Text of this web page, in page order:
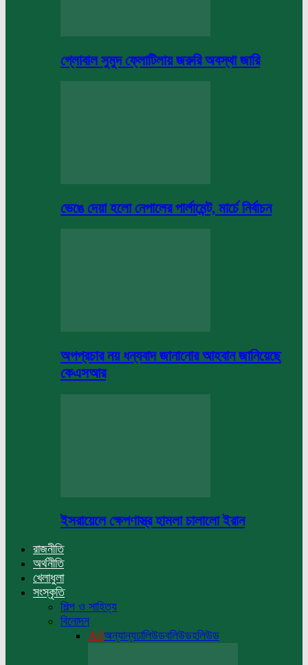
গ্লোবাল সুমুদ ফ্লোটিলায় জরুরি অবস্থা জারি
ভেঙে দেয়া হলো নেপালের পার্লামেন্ট, মার্চে নির্বাচন
অপপ্রচার নয় ধন্যবাদ জানানোর আহবান জানিয়েছে
কেএসআর
ইসরায়েলে ক্ষেপণাস্ত্র হামলা চালালো ইরান
রাজনীতি
অর্থনীতি
খেলাধুলা
সংস্কৃতি
শিল্প ও সাহিত্য
বিনোদন
Allঅন্যান্যঢালিউডবলিউডহলিউড